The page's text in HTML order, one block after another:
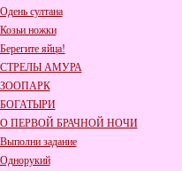
Одень султана
Козьи ножки
Берегите яйца!
СТРЕЛЫ АМУРА
ЗООПАРК
БОГАТЫРИ
О ПЕРВОЙ БРАЧНОЙ НОЧИ
Выполни задание
Однорукий